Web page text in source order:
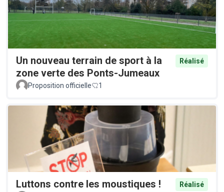
Un nouveau terrain de sport à la
zone verte des Ponts-Jumeaux
Réalisé
Proposition officielle 1
Luttons contre les moustiques !
Réalisé